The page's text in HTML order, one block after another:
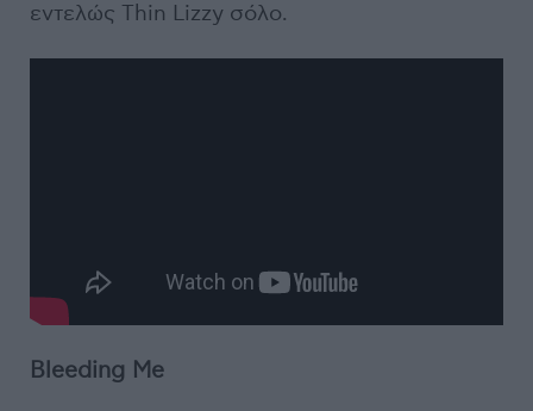
εντελώς Thin Lizzy σόλο.
Bleeding Me